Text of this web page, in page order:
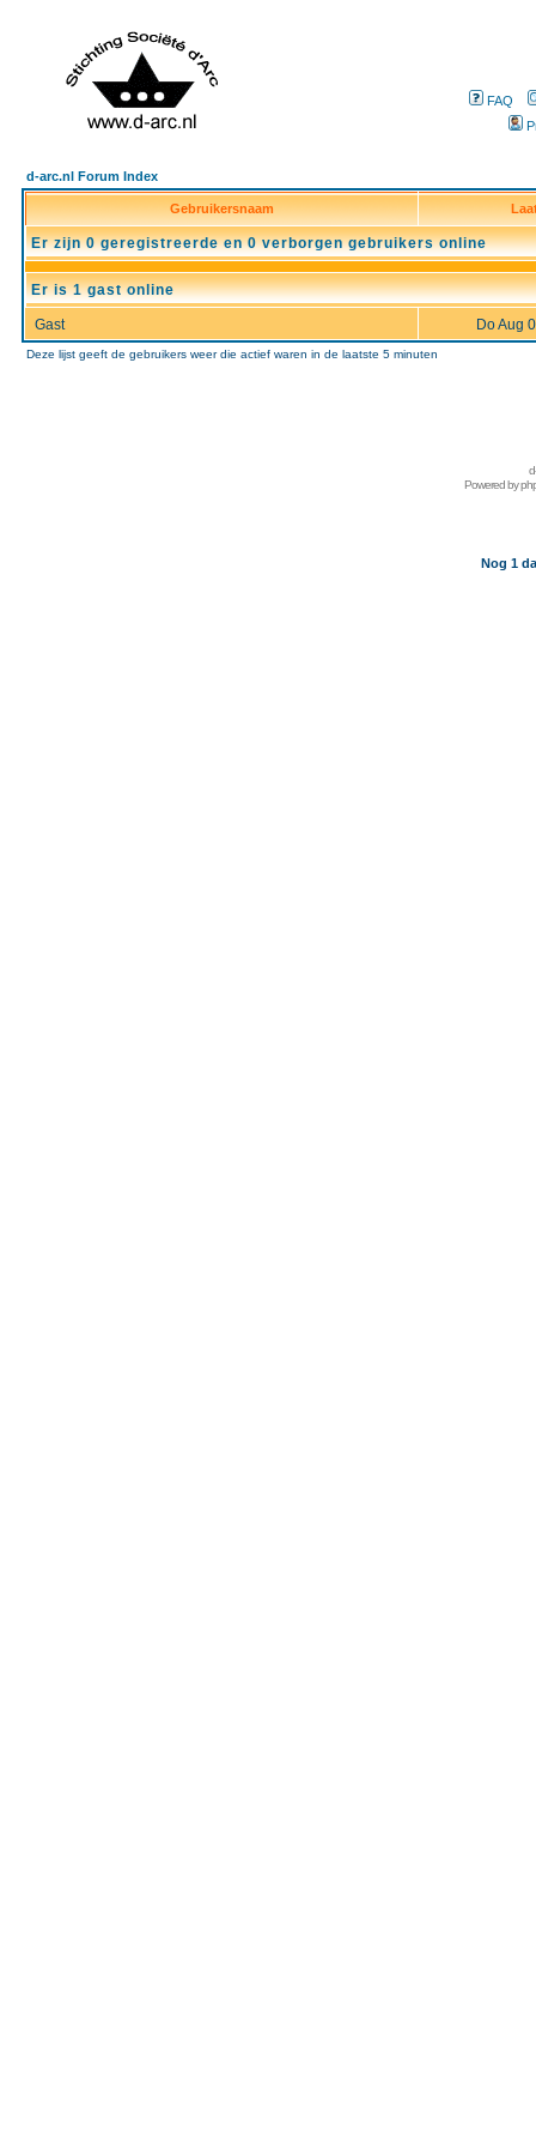
FAQ
d-arc.nl Forum Index
Gebruikersnaam
Er zijn 0 geregistreerde en 0 verborgen gebruikers online
Er is 1 gast online
Gast Do Aug
Deze lijst geeft de gebruikers weer die actief waren in de laatste 5 minuten
Powered by
Nog 1